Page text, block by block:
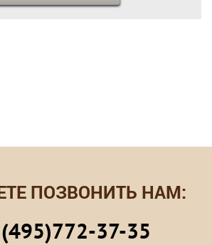
ПОЗВОНИТЬ НАМ:
37-35